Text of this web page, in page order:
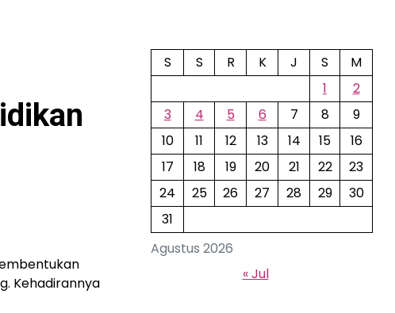
Kehadirannya
Agustus 2026
S S R K J S
M
1
2
3
4 5 6 7 8
9
10
11 12 13 14 15
16
17
18 19 20 21 22
23
24
25 26 27 28 29
30
31
« Jul